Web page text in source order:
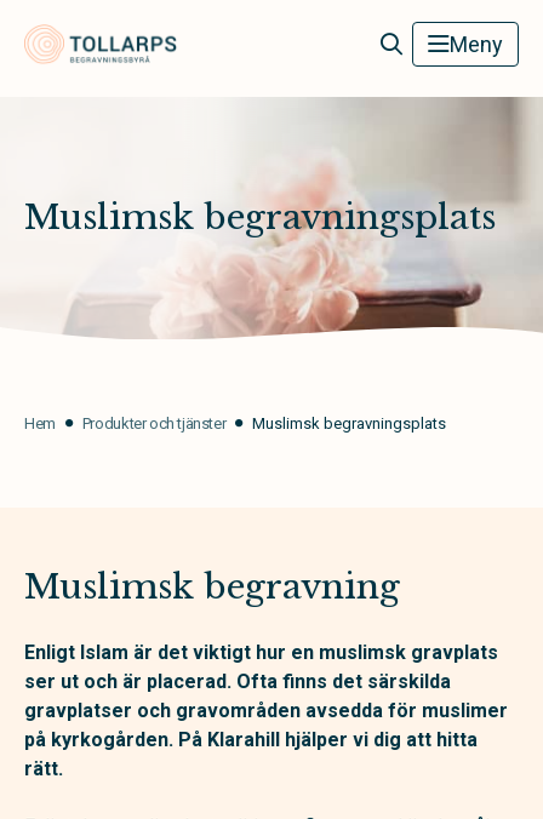
Meny
Muslimsk begravningsplats
Hem Produkter och tjänster Muslimsk begravningsplats
Muslimsk begravning
Enligt Islam är det viktigt hur en muslimsk gravplats
ser ut och är placerad. Ofta finns det särskilda
gravplatser och gravområden avsedda för muslimer
på kyrkogården. På Klarahill hjälper vi dig att hitta
rätt.